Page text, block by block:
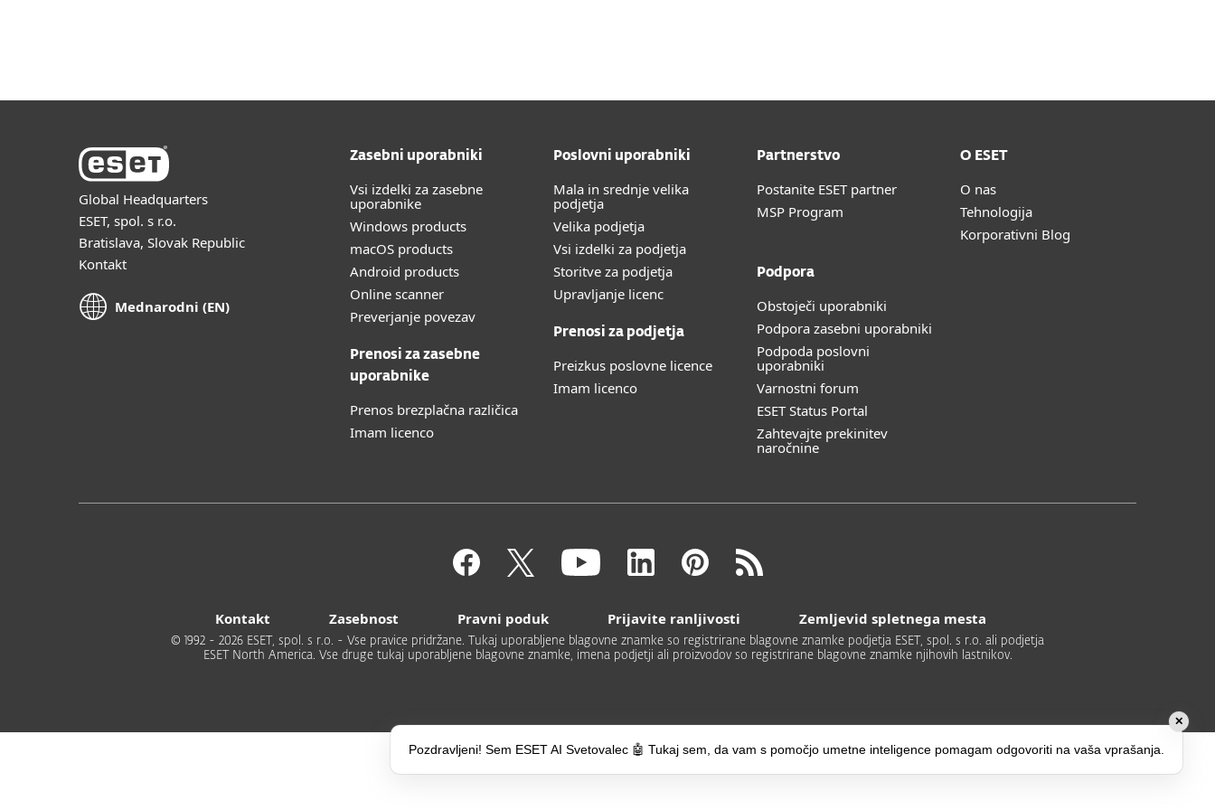
Global Headquarters
ESET, spol. s r.o.
Bratislava, Slovak Republic
Kontakt
Mednarodni (EN)
Zasebni uporabniki
Vsi izdelki za zasebne
uporabnike
Windows products
macOS products
Android products
Online scanner
Preverjanje povezav
Prenosi za zasebne
uporabnike
Prenos brezplačna različica
Imam licenco
Poslovni uporabniki
Mala in srednje velika
podjetja
Velika podjetja
Vsi izdelki za podjetja
Storitve za podjetja
Upravljanje licenc
Prenosi za podjetja
Preizkus poslovne licence
Imam licenco
Partnerstvo
Postanite ESET partner
MSP Program
Podpora
Obstoječi uporabniki
Podpora zasebni uporabniki
Podpoda poslovni
uporabniki
Varnostni forum
ESET Status Portal
Zahtevajte prekinitev
naročnine
O ESET
O nas
Tehnologija
Korporativni Blog
Kontakt Zasebnost Pravni poduk Prijavite ranljivosti Zemljevid spletnega mesta
© 1992 - 2026 ESET, spol. s r.o. - Vse pravice pridržane. Tukaj uporabljene blagovne znamke so registrirane blagovne znamke podjetja ESET, spol. s r.o. ali podjetja
ESET North America. Vse druge tukaj uporabljene blagovne znamke, imena podjetji ali proizvodov so registrirane blagovne znamke njihovih lastnikov.
✕
Pozdravljeni! Sem ESET AI Svetovalec 🤖 Tukaj sem, da vam s pomočjo umetne inteligence pomagam odgovoriti na vaša vprašanja.